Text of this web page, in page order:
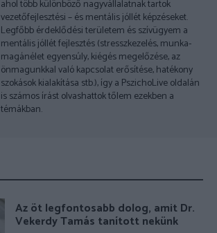
ahol több különböző nagyvállalatnak tartok
vezetőfejlesztési – és mentális jóllét képzéseket.
Legfőbb érdeklődési területem és szívügyem a
mentális jóllét fejlesztés (stresszkezelés, munka-
magánélet egyensúly, kiégés megelőzése, az
önmagunkkal való kapcsolat erősítése, hatékony
szokások kialakítása stb.), így a PszichoLive oldalán
is számos írást olvashattok tőlem ezekben a
témákban.
Az öt legfontosabb dolog, amit Dr.
Vekerdy Tamás tanított nekünk